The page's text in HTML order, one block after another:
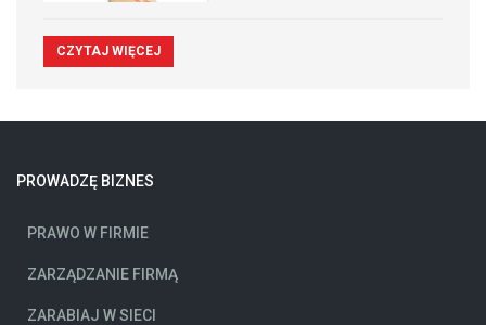
CZYTAJ WIĘCEJ
PROWADZĘ BIZNES
PRAWO W FIRMIE
ZARZĄDZANIE FIRMĄ
ZARABIAJ W SIECI